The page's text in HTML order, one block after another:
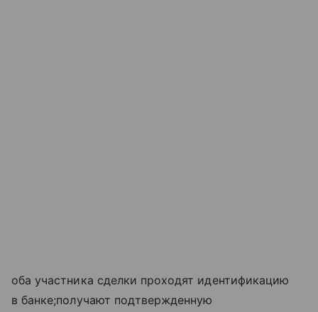
оба участника сделки проходят идентификацию
в банке;получают подтвержденную